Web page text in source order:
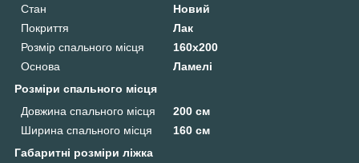
Стан
Новий
Покриття
Лак
Розмір спального місця
160х200
Основа
Ламелі
Розміри спального місця
Довжина спального місця
200 см
Ширина спального місця
160 см
Габаритні розміри ліжка